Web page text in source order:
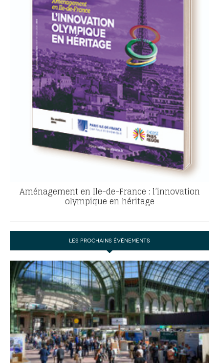
Aménagement en Ile-de-France : l’innovation
olympique en héritage
LES PROCHAINS ÉVÉNEMENTS